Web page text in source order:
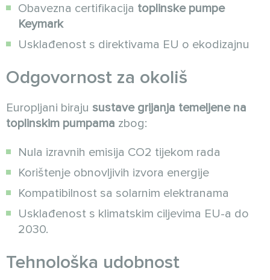
Obavezna certifikacija toplinske pumpe
Keymark
Usklađenost s direktivama EU o ekodizajnu
Odgovornost za okoliš
Europljani biraju sustave grijanja temeljene na
toplinskim pumpama zbog:
Nula izravnih emisija CO2 tijekom rada
Korištenje obnovljivih izvora energije
Kompatibilnost sa solarnim elektranama
Usklađenost s klimatskim ciljevima EU-a do
2030.
Tehnološka udobnost